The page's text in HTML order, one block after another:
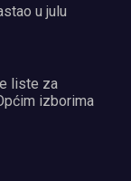
u julu
liste za
izborima